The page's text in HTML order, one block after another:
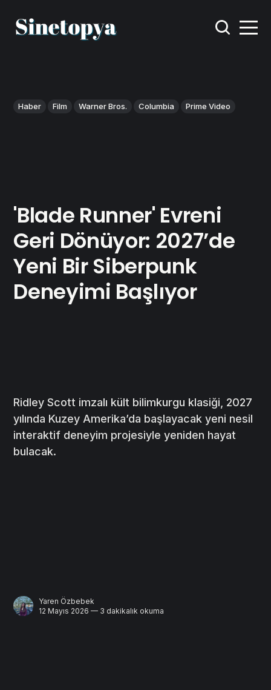
Haber Film Warner Bros. Columbia Prime Video
'Blade Runner' Evreni
Geri Dönüyor: 2027’de
Yeni Bir Siberpunk
Deneyimi Başlıyor
Ridley Scott imzalı kült bilimkurgu klasiği, 2027
yılında Kuzey Amerika’da başlayacak yeni nesil
interaktif deneyim projesiyle yeniden hayat
bulacak.
Yaren Özbebek
12 Mayıs 2026 — 3 dakikalık okuma